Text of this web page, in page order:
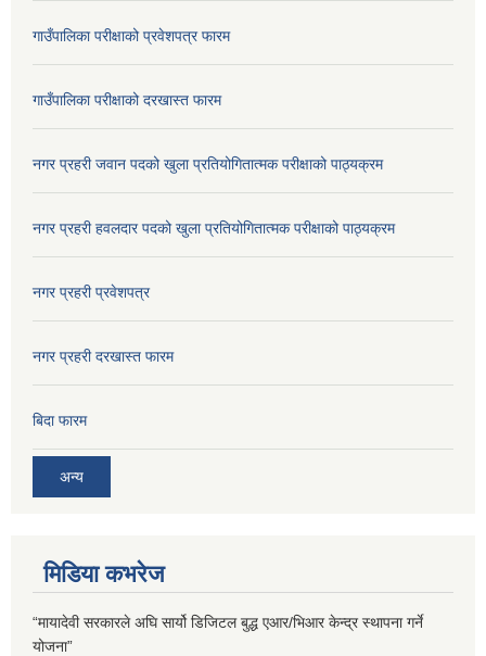
गाउँपालिका परीक्षाको प्रवेशपत्र फारम
गाउँपालिका परीक्षाको दरखास्त फारम
नगर प्रहरी जवान पदको खुला प्रतियोगितात्मक परीक्षाको पाठ्यक्रम
नगर प्रहरी हवलदार पदको खुला प्रतियोगितात्मक परीक्षाको पाठ्यक्रम
नगर प्रहरी प्रवेशपत्र
नगर प्रहरी दरखास्त फारम
बिदा फारम
अन्य
मिडिया कभरेज
“मायादेवी सरकारले अघि सार्यो डिजिटल बुद्ध एआर/भिआर केन्द्र स्थापना गर्ने
योजना”